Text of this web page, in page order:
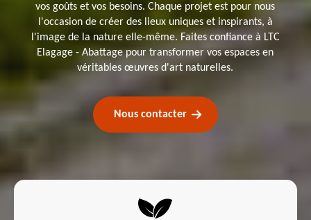
vos goûts et vos besoins. Chaque projet est pour nous
l'occasion de créer des lieux uniques et inspirants, à
l'image de la nature elle-même. Faites confiance à LTC
Elagage - Abattage pour transformer vos espaces en
véritables œuvres d'art naturelles.
Nous contacter